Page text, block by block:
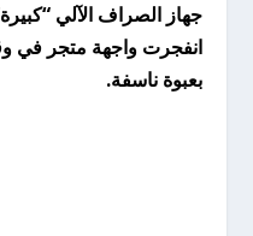
جهاز الصراف الآلي
انفجرت واجهة متجر في
بعبوة ناسفة.